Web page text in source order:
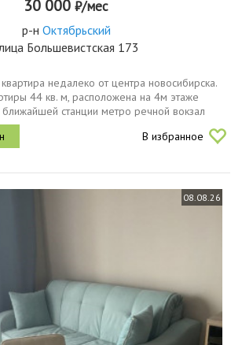
30 000 ₽/мес
р-н Октябрьский
Большевистская 173
недалеко от центра новосибирска.
44 кв. м, расположена на 4м этаже
станции метро речной вокзал
автобусе за 10 минут.квартира с
В избранное
08.08.26